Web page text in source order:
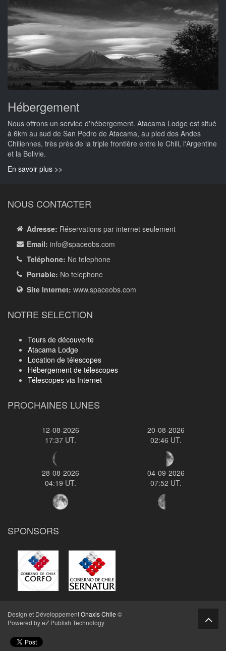
Hébergement
Nous offrons un service d'hébergement. Atacama Lodge est situé
à 6km au sud de San Pedro de Atacama, au pied des Andes
Chiliennes, très près de la triple frontière entre le Chili, l'Argentine
et la Bolivie.
En savoir plus >>
NOUS CONTACTER
Adresse: Réservations par internet seulement
Email: info@spaceobs.com
Teléphone: No telephone
Portable: No telephone
Site Internet: www.spaceobs.com
NOTRE SELECTION
Tours de découverte
Atacama Lodge
Location de télescopes
Hébergement de télescopes
Télescopes via Internet
PROCHAINES LUNES
12-08-2026
17:37 UT.
20-08-2026
02:46 UT.
28-08-2026
04:19 UT.
04-09-2026
07:52 UT.
SPONSORS
Design et DéveloppementOnaxis Chile ©
Powered by eZ Publish Technology